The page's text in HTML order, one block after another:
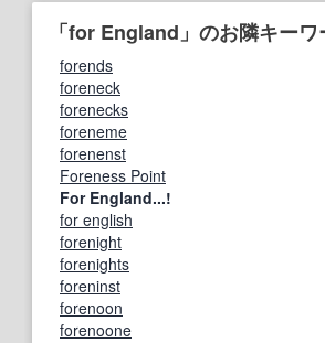
「for England」のお隣キーワ
forends
foreneck
forenecks
foreneme
forenenst
Foreness Point
For England...!
for english
forenight
forenights
foreninst
forenoon
forenoone